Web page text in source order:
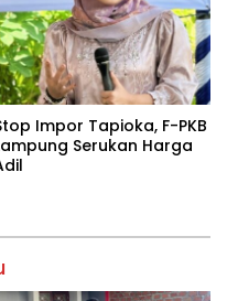
Impor Tapioka, F-PKB
Serukan Harga